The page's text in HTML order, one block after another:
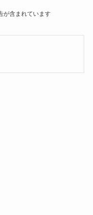
が含まれています